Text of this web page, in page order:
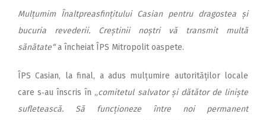
Mulțumim Înaltprea­sfinți­tu­lui Casian pentru dragostea și
bucuria revederii. Creștinii noștri vă transmit multă
sănătate“a încheiat ÎPS Mitropolit oaspete.
ÎPS Casian, la final, a adus mul­țumire autorităților locale
care s‑au înscris în „comitetul salvator și dătător de liniște
sufletească. Să funcționeze între noi permanent